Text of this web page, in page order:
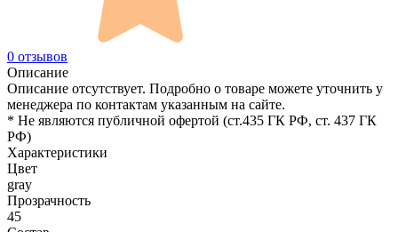
0 отзывов
Описание
Описание отсутствует. Подробно о товаре можете уточнить у
менеджера по контактам указанным на сайте.
* Не являются публичной офертой (ст.435 ГК РФ, cт. 437 ГК
РФ)
Характеристики
Цвет
gray
Прозрачность
45